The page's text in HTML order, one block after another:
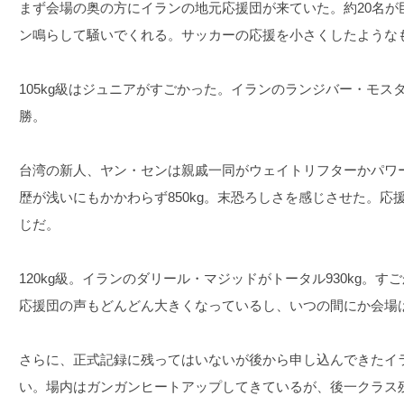
まず会場の奥の方にイランの地元応援団が来ていた。約20名
ン鳴らして騒いでくれる。サッカーの応援を小さくしたような
105kg級はジュニアがすごかった。イランのランジバー・モス
勝。
台湾の新人、ヤン・センは親戚一同がウェイトリフターかパ
歴が浅いにもかかわらず850kg。末恐ろしさを感じさせた。応
じだ。
120kg級。イランのダリール・マジッドがトータル930kg。す
応援団の声もどんどん大きくなっているし、いつの間にか会場
さらに、正式記録に残ってはいないが後から申し込んできた
い。場内はガンガンヒートアップしてきているが、後一クラ